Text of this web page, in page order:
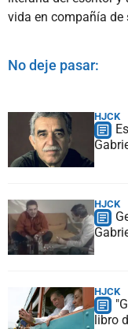
vida en compañía
No deje pasar:
HJCK
HJCK
HJCK
libro